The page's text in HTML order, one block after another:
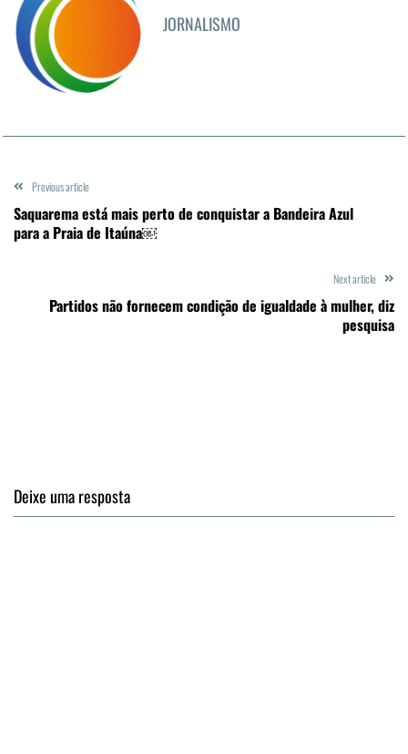
JORNALISMO
Previous article
Saquarema está mais perto de conquistar a Bandeira Azul
para a Praia de Itaúna￼
Next article
Partidos não fornecem condição de igualdade à mulher, diz
pesquisa
Deixe uma resposta